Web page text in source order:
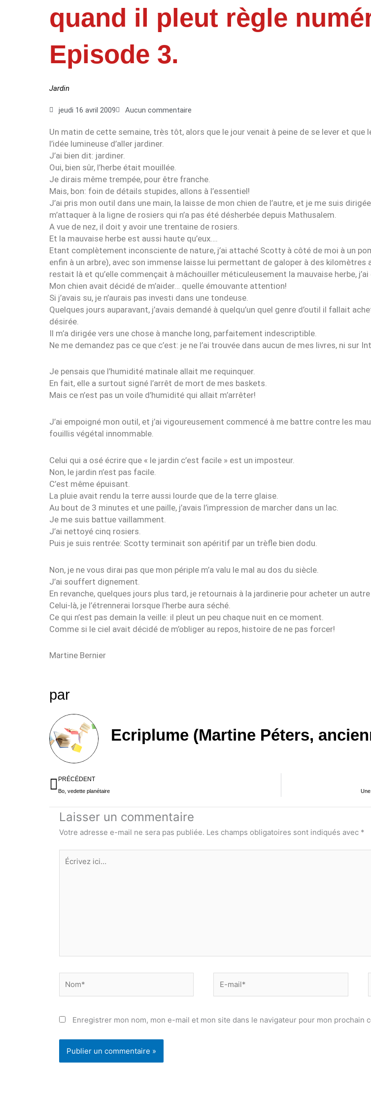
quand il pleut règle
Episode 3.
Jardin
jeudi 16 avril 2009 Aucun commentaire
Un matin de cette semaine, très tôt, alors que le jour venait à peine de se lever et que
l’idée lumineuse d’aller jardiner.
J’ai bien dit: jardiner.
Oui, bien sûr, l’herbe était mouillée.
Je dirais même trempée, pour être franche.
Mais, bon: foin de détails stupides, allons à l’essentiel!
J’ai pris mon outil dans une main, la laisse de mon chien de l’autre, et je me suis
m’attaquer à la ligne de rosiers qui n’a pas été désherbée depuis Mathusalem.
A vue de nez, il doit y avoir une trentaine de rosiers.
Et la mauvaise herbe est aussi haute qu’eux….
Etant complètement inconsciente de nature, j’ai attaché Scotty à côté de moi à un
enfin à un arbre), avec son immense laisse lui permettant de galoper à des kilomètres
restait là et qu’elle commençait à mâchouiller méticuleusement la mauvaise herbe,
Mon chien avait décidé de m’aider… quelle émouvante attention!
Si j’avais su, je n’aurais pas investi dans une tondeuse.
Quelques jours auparavant, j’avais demandé à quelqu’un quel genre d’outil il fallait
désirée.
Il m’a dirigée vers une chose à manche long, parfaitement indescriptible.
Ne me demandez pas ce que c’est: je ne l’ai trouvée dans aucun de mes livres, ni sur
Je pensais que l’humidité matinale allait me requinquer.
En fait, elle a surtout signé l’arrêt de mort de mes baskets.
Mais ce n’est pas un voile d’humidité qui allait m’arrêter!
J’ai empoigné mon outil, et j’ai vigoureusement commencé à me battre contre les
fouillis végétal innommable.
Celui qui a osé écrire que « le jardin c’est facile » est un imposteur.
Non, le jardin n’est pas facile.
C’est même épuisant.
La pluie avait rendu la terre aussi lourde que de la terre glaise.
Au bout de 3 minutes et une paille, j’avais l’impression de marcher dans un lac.
Je me suis battue vaillamment.
J’ai nettoyé cinq rosiers.
Puis je suis rentrée: Scotty terminait son apéritif par un trèfle bien dodu.
Non, je ne vous dirai pas que mon périple m’a valu le mal au dos du siècle.
J’ai souffert dignement.
En revanche, quelques jours plus tard, je retournais à la jardinerie pour acheter un autre
Celui-là, je l’étrennerai lorsque l’herbe aura séché.
Ce qui n’est pas demain la veille: il pleut un peu chaque nuit en ce moment.
Comme si le ciel avait décidé de m’obliger au repos, histoire de ne pas forcer!
Martine Bernier
par
Ecriplume (Martine Péters,
Précédent
PRÉCÉDENT
Bo, vedette planétaire
Laisser un commentaire
Votre adresse e-mail ne sera pas publiée. Les champs obligatoires sont indiqués avec *
Écrivez
ici…
mail*
Enregistrer mon nom, mon e-mail et mon site dans le navigateur pour mon prochain